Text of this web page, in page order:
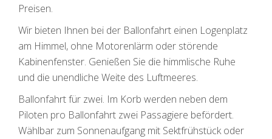
Preisen.
Wir bieten Ihnen bei der Ballonfahrt einen Logenplatz
am Himmel, ohne Motorenlärm oder störende
Kabinenfenster. Genießen Sie die himmlische Ruhe
und die unendliche Weite des Luftmeeres.
Ballonfahrt für zwei. Im Korb werden neben dem
Piloten pro Ballonfahrt zwei Passagiere befördert.
Wählbar zum Sonnenaufgang mit Sektfrühstück oder